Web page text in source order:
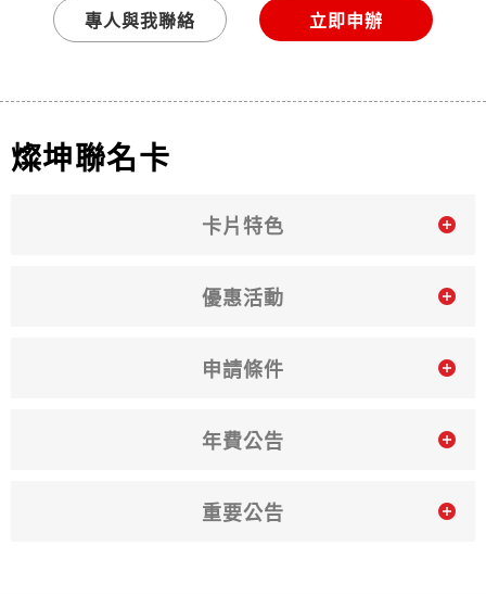
專人與我聯絡 立即申辦
燦坤聯名卡
卡片特色
優惠活動
申請條件
年費公告
重要公告